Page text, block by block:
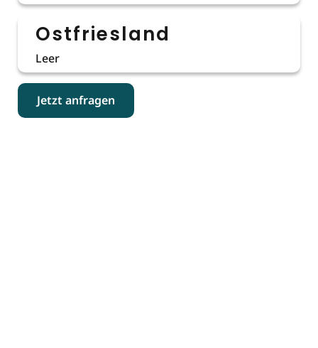
Ostfriesland
Leer
Jetzt anfragen